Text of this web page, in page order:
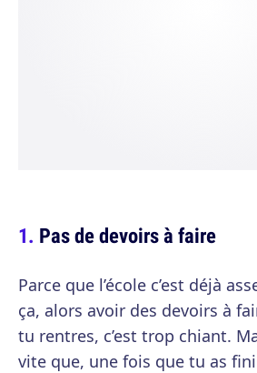
Pas de devoirs à faire
Parce que l’école c’est déjà
ça, alors avoir des devoirs à
tu rentres, c’est trop chiant.
vite que, une fois que tu as